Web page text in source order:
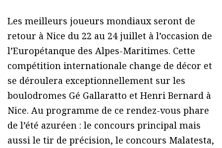
Les meilleurs joueurs mondiaux seront de
retour à Nice du 22 au 24 juillet à l’occasion de
l’Europétanque des Alpes-Maritimes. Cette
compétition internationale change de décor et
se déroulera exceptionnellement sur les
boulodromes Gé Gallaratto et Henri Bernard à
Nice. Au programme de ce rendez-vous phare
de l’été azuréen : le concours principal mais
aussi le tir de précision, le concours Malatesta,